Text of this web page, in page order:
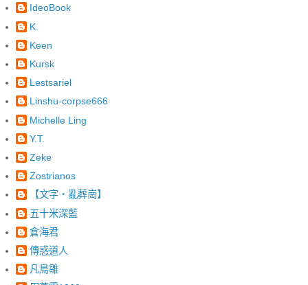
IdeoBook
K.
Keen
Kursk
Lestsariel
Linshu-corpse666
Michelle Ling
Y.T.
Zeke
Zostrianos
【文字‧亂葬崗】
五十米深藍
倉海君
傳惑道人
凡鳥雛